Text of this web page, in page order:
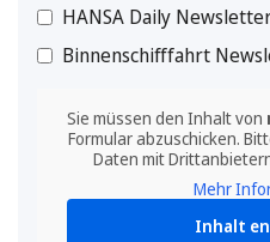
HANSA Daily
Binnenschifffahrt
Sie müssen den Inhalt von
Formular abzuschicken.
Daten mit
Mehr
Inhalt